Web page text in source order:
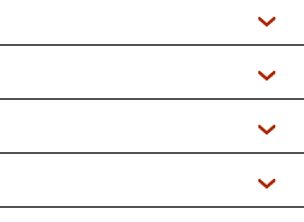
+ DAB+)